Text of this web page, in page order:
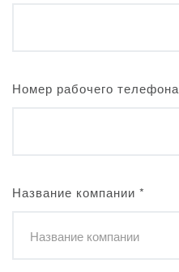
Номер рабочего телефона
Название компании *